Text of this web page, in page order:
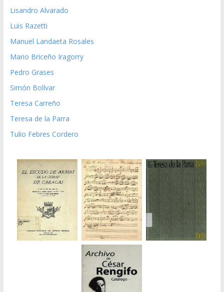
Lisandro Alvarado
Luis Razetti
Manuel Landaeta Rosales
Mario Briceño Iragorry
Pedro Grases
Simón Bolívar
Teresa Carreño
Teresa de la Parra
Tulio Febres Cordero